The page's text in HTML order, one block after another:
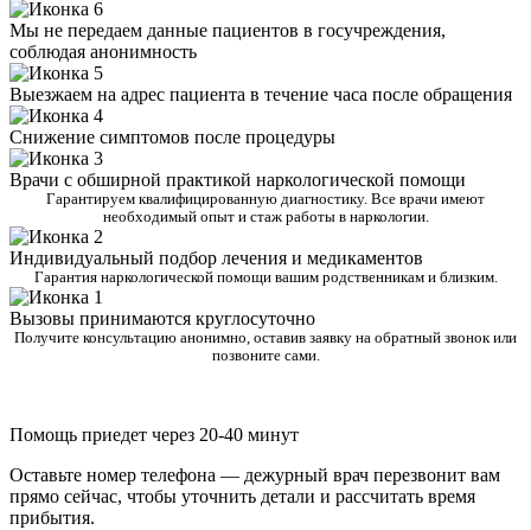
Мы не передаем данные пациентов в госучреждения,
соблюдая анонимность
Выезжаем на адрес пациента в течение часа после обращения
Снижение симптомов после процедуры
Врачи с обширной практикой наркологической помощи
Гарантируем квалифицированную диагностику. Все врачи имеют
необходимый опыт и стаж работы в наркологии.
Индивидуальный подбор лечения и медикаментов
Гарантия наркологической помощи вашим родственникам и близким.
Вызовы принимаются круглосуточно
Получите консультацию анонимно, оставив заявку на обратный звонок или
позвоните сами.
Помощь приедет через 20-40 минут
Оставьте номер телефона — дежурный врач перезвонит вам
прямо сейчас, чтобы уточнить детали и рассчитать время
прибытия.